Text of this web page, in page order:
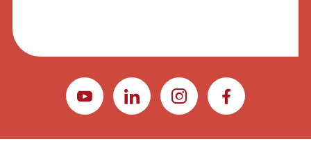
YOUTUBELINKEDININSTAGRAMFACEBOOK